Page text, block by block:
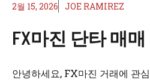
2월 15, 2026 JOE RAMIREZ
FX마진 단타 매
안녕하세요, FX마진 거래에 관